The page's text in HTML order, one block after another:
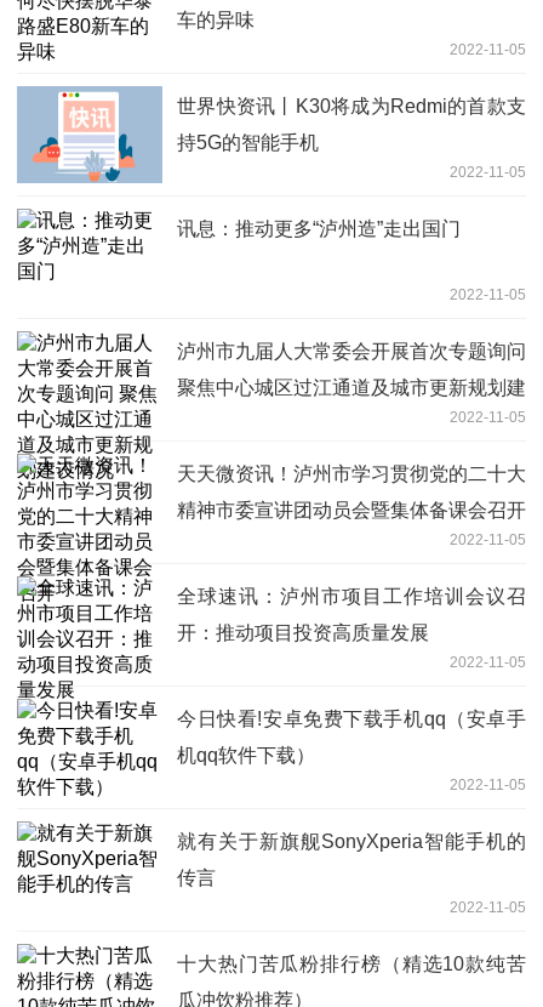
车的异味
2022-11-05
世界快资讯丨K30将成为Redmi的首款支
持5G的智能手机
2022-11-05
讯息：推动更多“泸州造”走出国门
2022-11-05
泸州市九届人大常委会开展首次专题询问
聚焦中心城区过江通道及城市更新规划建
2022-11-05
天天微资讯！泸州市学习贯彻党的二十大
精神市委宣讲团动员会暨集体备课会召开
2022-11-05
全球速讯：泸州市项目工作培训会议召
开：推动项目投资高质量发展
2022-11-05
今日快看!安卓免费下载手机qq（安卓手
机qq软件下载）
2022-11-05
就有关于新旗舰SonyXperia智能手机的
传言
2022-11-05
十大热门苦瓜粉排行榜（精选10款纯苦
瓜冲饮粉推荐）